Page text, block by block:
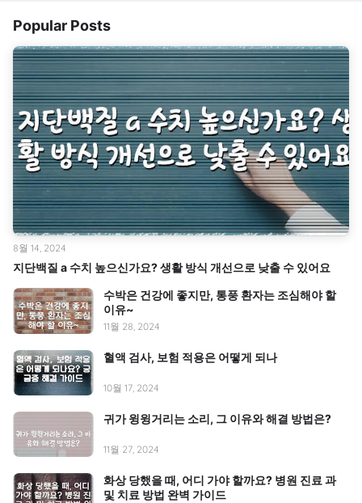
Popular Posts
지단백질 a 수치 높으신가요? 생활 방식 개선으로 낮출 수 있어요
8월 14, 2024
수박은 건강에 좋지만, 통풍 환자는 조심해야 할
이유~
11월 28, 2024
혈액 검사, 보험 적용은 어떻게 되나
10월 17, 2024
귀가 윙윙거리는 소리, 그 이유와 해결 방법은?
11월 27, 2024
화상 당했을 때, 어디 가야 할까요? 병원 진료 과
및 치료 방법 완벽 가이드